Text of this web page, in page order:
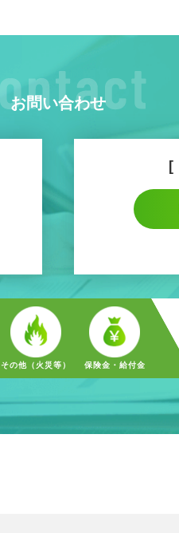
お問い合わせ
その他（火災等） 保険金・給付金